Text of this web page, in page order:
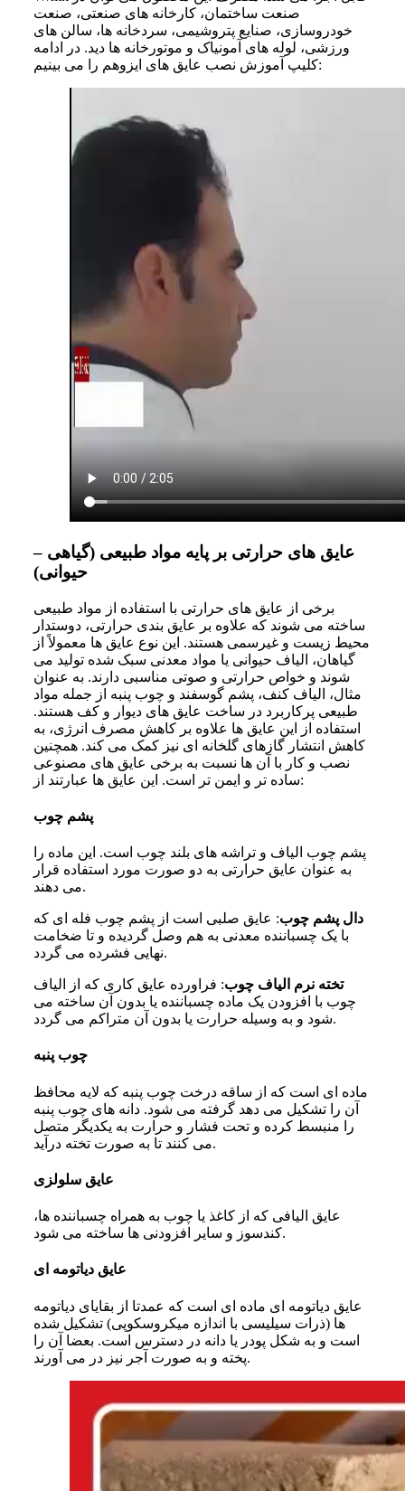
صنعت ساختمان، کارخانه‌ های صنعتی، صنعت
خودروسازی، صنایع پتروشیمی، سردخانه‌ ها، سالن‌ های
ورزشی، لوله‌ های آمونیاک و موتورخانه‌ ها دید. در ادامه
کلیپ آموزش نصب عایق‌ های ایزوهم را می‌ بینیم:
عایق های حرارتی بر پایه مواد طبیعی (گیاهی –
حیوانی)
برخی از عایق‌ های حرارتی با استفاده از مواد طبیعی
ساخته می‌ شوند که علاوه بر عایق‌ بندی حرارتی، دوستدار
محیط زیست و غیرسمی هستند. این نوع عایق‌ ها معمولاً از
گیاهان، الیاف حیوانی یا مواد معدنی سبک شده تولید می‌
شوند و خواص حرارتی و صوتی مناسبی دارند. به عنوان
مثال، الیاف کنف، پشم گوسفند و چوب پنبه از جمله مواد
طبیعی پرکاربرد در ساخت عایق‌ های دیوار و کف هستند.
استفاده از این عایق‌ ها علاوه بر کاهش مصرف انرژی، به
کاهش انتشار گازهای گلخانه‌ ای نیز کمک می‌ کند. همچنین
نصب و کار با آن‌ ها نسبت به برخی عایق‌ های مصنوعی
ساده‌ تر و ایمن‌ تر است. این عایق ها عبارتند از:
پشم چوب
پشم چوب الیاف و تراشه‌ های بلند چوب است. این ماده را
به عنوان عایق حرارتی به دو صورت مورد استفاده قرار
می‌ دهند.
دال پشم چوب: عایق صلبی است از پشم چوب فله‌ ای که
با یک چسباننده معدنی به هم وصل گردیده و تا ضخامت
نهایی فشرده می‌ گردد.
تخته نرم الیاف چوب: فراورده عایق کاری که از الیاف
چوب با افزودن یک ماده چسباننده یا بدون آن ساخته می‌
شود و به وسیله حرارت یا بدون آن متراکم می‌ گردد.
چوب پنبه
ماده‌ ای است که از ساقه درخت چوب پنبه که لایه محافظ
آن را تشکیل می‌ دهد گرفته می‌ شود. دانه‌ های چوب پنبه
را منبسط کرده و تحت فشار و حرارت به یکدیگر متصل
می‌ کنند تا به صورت تخته درآید.
عایق سلولزی
عایق الیافی که از کاغذ یا چوب به همراه چسباننده‌ ها،
کندسوز و سایر افزودنی‌ ها ساخته می‌ شود.
عایق دیاتومه ای
عایق دیاتومه‌ ای ماده‌ ای است که عمدتا از بقایای دیاتومه‌
ها (ذرات سیلیسی با اندازه میکروسکوپی) تشکیل شده
است و به شکل پودر یا دانه در دسترس است. بعضا آن را
پخته و به صورت آجر نیز در می‌ آورند.